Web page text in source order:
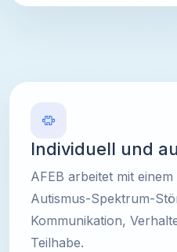
Individuell und
AFEB arbeitet mit
Autismus-Spektrum-
Kommunikation,
Teilhabe.